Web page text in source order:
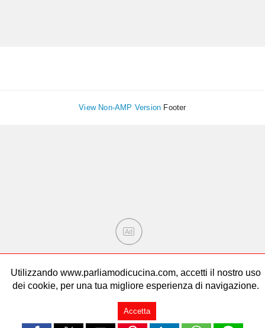
View Non-AMP Version Footer
Utilizzando www.parliamodicucina.com, accetti il nostro uso
dei cookie, per una tua migliore esperienza di navigazione.
Accetta
Ad